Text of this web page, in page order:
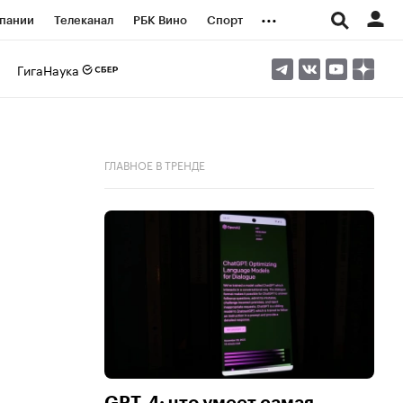
Телеканал РБК Вино Спорт ...
ГигаНаука
ГЛАВНОЕ В ТРЕНДЕ